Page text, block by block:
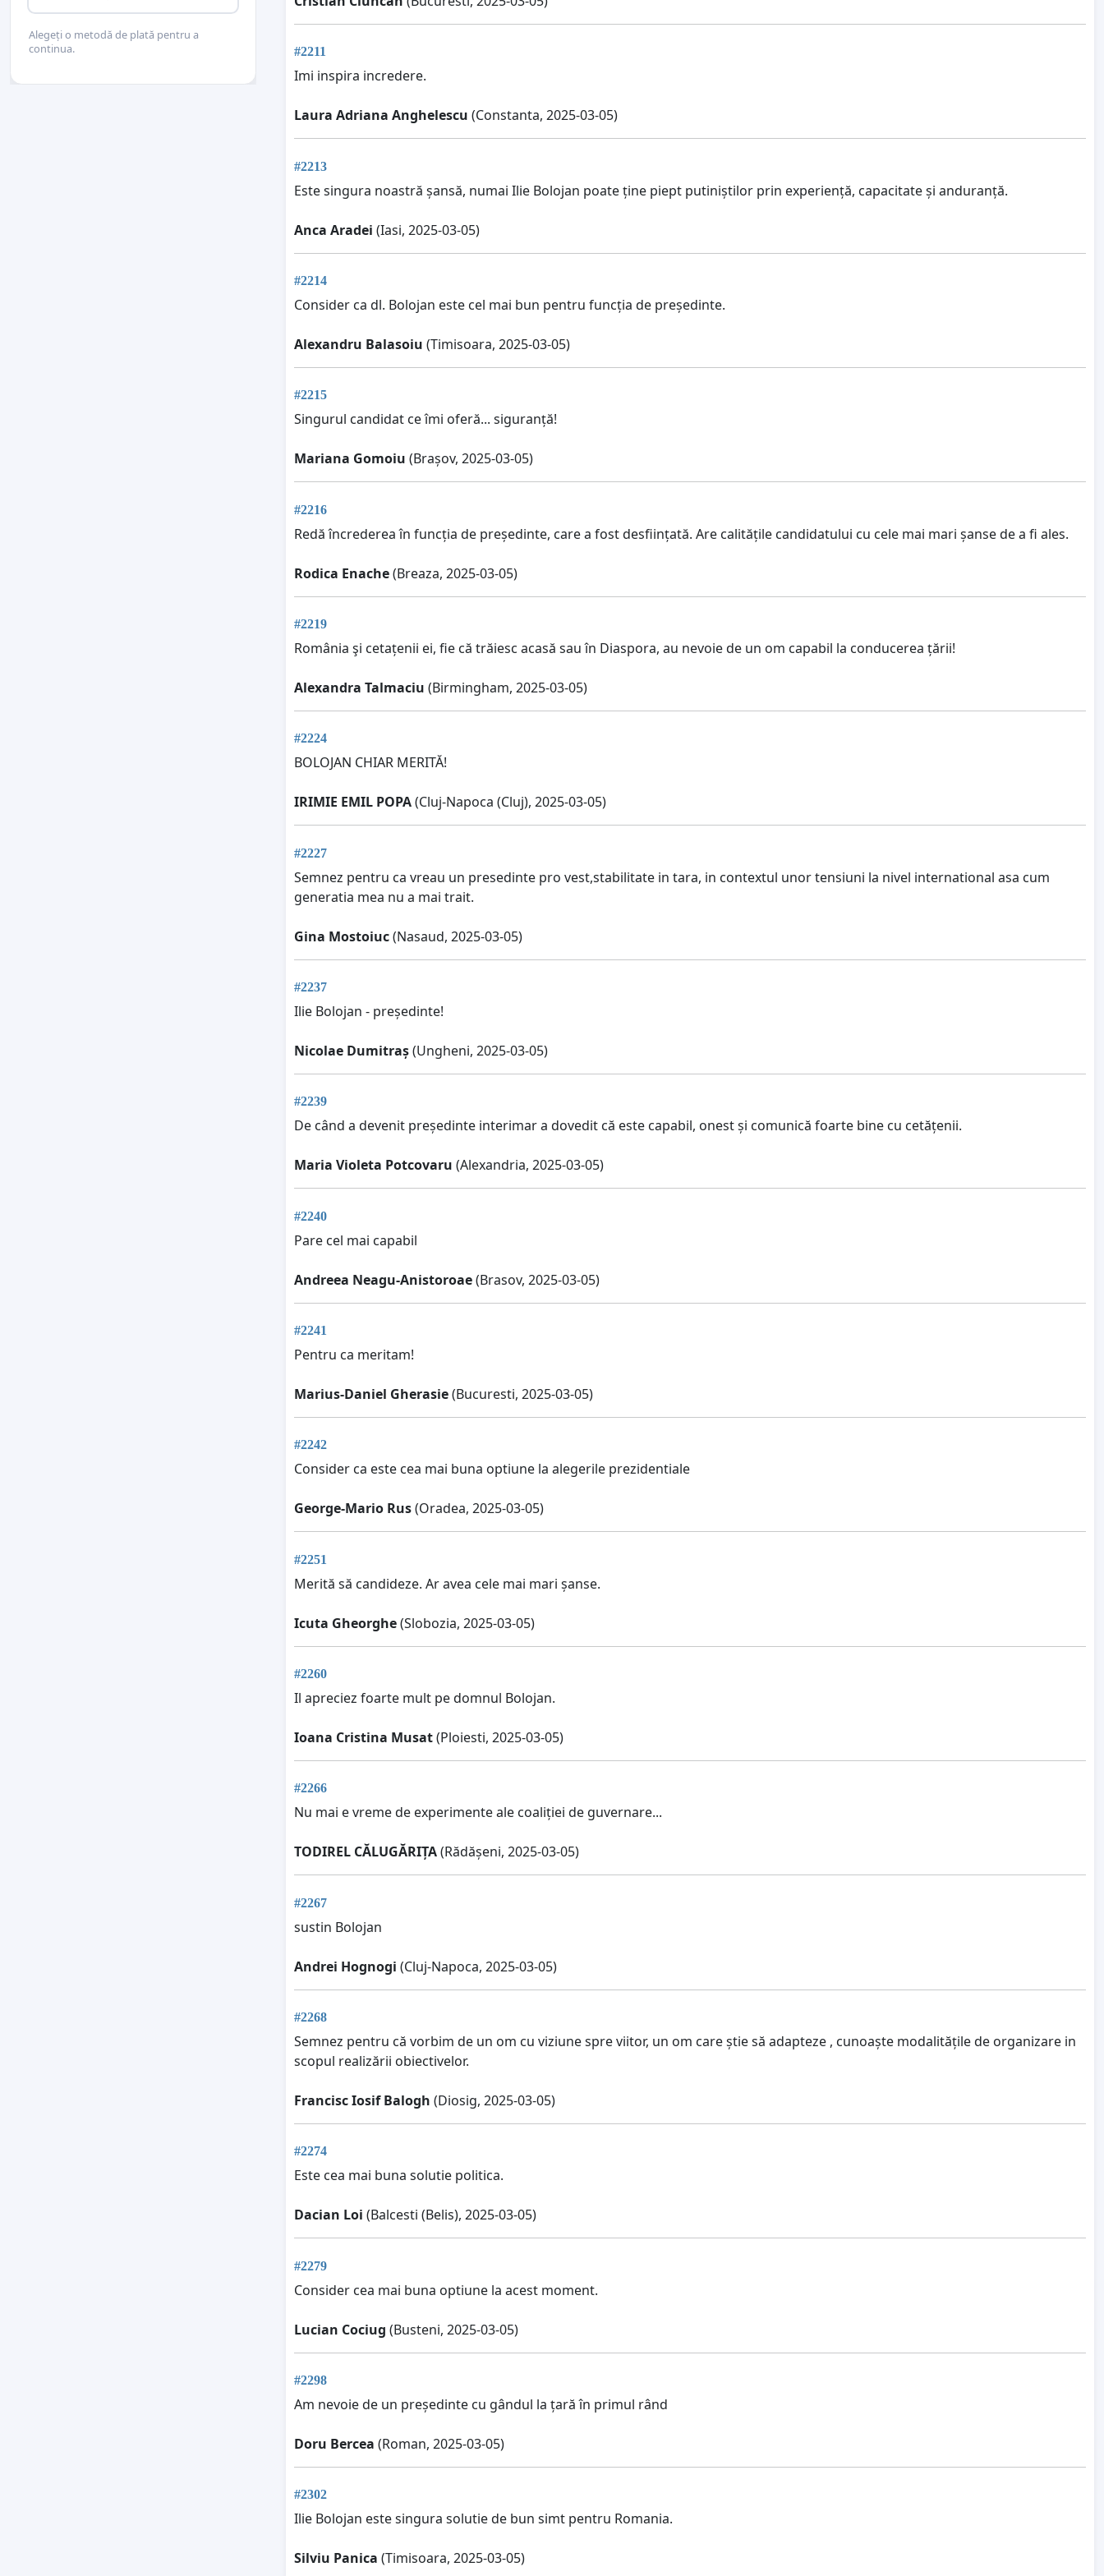
#2211
Imi inspira incredere.
Laura Adriana Anghelescu (Constanta, 2025-03-05)
#2213
Este singura noastră șansă, numai Ilie Bolojan poate ține piept putiniștilor prin experiență, capacitate și anduranță.
Anca Aradei (Iasi, 2025-03-05)
#2214
Consider ca dl. Bolojan este cel mai bun pentru funcția de președinte.
Alexandru Balasoiu (Timisoara, 2025-03-05)
#2215
Singurul candidat ce îmi oferă... siguranță!
Mariana Gomoiu (Brașov, 2025-03-05)
#2216
Redă încrederea în funcția de președinte, care a fost desființată. Are calitățile candidatului cu cele mai mari șanse de a fi ales.
Rodica Enache(Breaza, 2025-03-05)
#2219
România şi cetațenii ei, fie că trăiesc acasă sau în Diaspora, au nevoie de un om capabil la conducerea țării!
Alexandra Talmaciu (Birmingham, 2025-03-05)
#2224
BOLOJAN CHIAR MERITĂ!
IRIMIE EMIL POPA(Cluj-Napoca (Cluj), 2025-03-05)
#2227
Semnez pentru ca vreau un presedinte pro vest,stabilitate in tara, in contextul unor tensiuni la nivel international asa cum
generatia mea nu a mai trait.
Gina Mostoiuc(Nasaud, 2025-03-05)
#2237
Ilie Bolojan - președinte!
Nicolae Dumitraș(Ungheni, 2025-03-05)
#2239
De când a devenit președinte interimar a dovedit că este capabil, onest și comunică foarte bine cu cetățenii.
Maria Violeta Potcovaru (Alexandria, 2025-03-05)
#2240
Pare cel mai capabil
Andreea Neagu-Anistoroae(Brasov, 2025-03-05)
#2241
Pentru ca meritam!
Marius-Daniel Gherasie(Bucuresti, 2025-03-05)
#2242
Consider ca este cea mai buna optiune la alegerile prezidentiale
George-Mario Rus(Oradea, 2025-03-05)
#2251
Merită să candideze. Ar avea cele mai mari șanse.
Icuta Gheorghe(Slobozia, 2025-03-05)
#2260
Il apreciez foarte mult pe domnul Bolojan.
Ioana Cristina Musat(Ploiesti, 2025-03-05)
#2266
Nu mai e vreme de experimente ale coaliției de guvernare...
TODIREL CĂLUGĂRIȚA(Rădășeni, 2025-03-05)
#2267
sustin Bolojan
Andrei Hognogi (Cluj-Napoca, 2025-03-05)
#2268
Semnez pentru că vorbim de un om cu viziune spre viitor, un om care știe să adapteze , cunoaște modalitățile de organizare in
scopul realizării obiectivelor.
Francisc Iosif Balogh (Diosig, 2025-03-05)
#2274
Este cea mai buna solutie politica.
Dacian Loi (Balcesti (Belis), 2025-03-05)
#2279
Consider cea mai buna optiune la acest moment.
Lucian Cociug (Busteni, 2025-03-05)
#2298
Am nevoie de un președinte cu gândul la țară în primul rând
Doru Bercea (Roman, 2025-03-05)
#2302
Ilie Bolojan este singura solutie de bun simt pentru Romania.
Silviu Panica (Timisoara, 2025-03-05)
Alegeți o metodă de plată pentru a
continua.